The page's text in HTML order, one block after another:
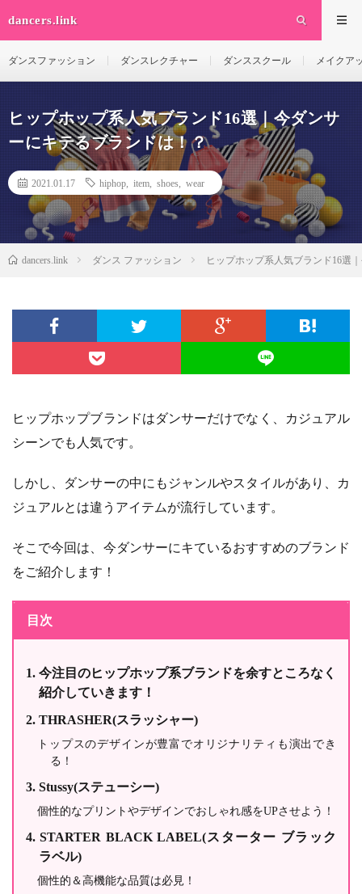
dancers.link
ダンスファッション ダンスレクチャー ダンススクール メイクア
ヒップホップ系人気ブランド16選｜今ダンサ
ーにキテるブランドは！？
2021.01.17 hiphop item shoes wear
dancers.link ダンス ファッション ヒップホップ系人気ブランド16選
ヒップホップブランドはダンサーだけでなく、カジュアル
シーンでも人気です。
しかし、ダンサーの中にもジャンルやスタイルがあり、カ
ジュアルとは違うアイテムが流行しています。
そこで今回は、今ダンサーにキているおすすめのブランド
をご紹介します！
目次
今注目のヒップホップ系ブランドを余すところなく
紹介していきます！
THRASHER(スラッシャー)
トップスのデザインが豊富でオリジナリティも演出でき
る！
Stussy(ステューシー)
個性的なプリントやデザインでおしゃれ感をUPさせよう！
STARTER BLACK LABEL(スターター ブラック
ラベル)
個性的＆高機能な品質は必見！